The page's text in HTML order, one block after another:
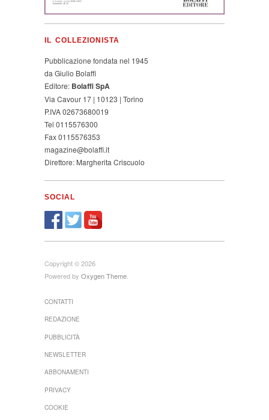
IL COLLEZIONISTA
Pubblicazione fondata nel 1945
da Giulio Bolaffi
Editore: Bolaffi SpA
Via Cavour 17 | 10123 | Torino
P.IVA 02673680019
Tel 0115576300
Fax 0115576353
magazine@bolaffi.it
Direttore: Margherita Criscuolo
SOCIAL
Copyright © 2026
Powered by Oxygen Theme
CONTATTI
REDAZIONE
PUBBLICITÀ
NEWSLETTER
ABBONAMENTI
PRIVACY
COOKIE